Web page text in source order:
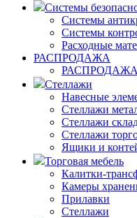
Системы
Системы
Системы
Расходные
РАСПРОДАЖА
РАСПРОДАЖА
Стеллажи
Навесные
Стеллажи
Стеллажи
Стеллажи
Ящики и
Торговая мебель
Калитки-
Камеры
Прилавки
Стеллажи